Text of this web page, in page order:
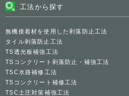
工法から探す
無機接着材を使用した剥落防止工法
タイル剥落防止工法
TS透光板補強工法
TSコンクリート剥落防止・補強工法
TSC水路補修工法
TSコンクリート補修工法
TSC土圧対策補強工法